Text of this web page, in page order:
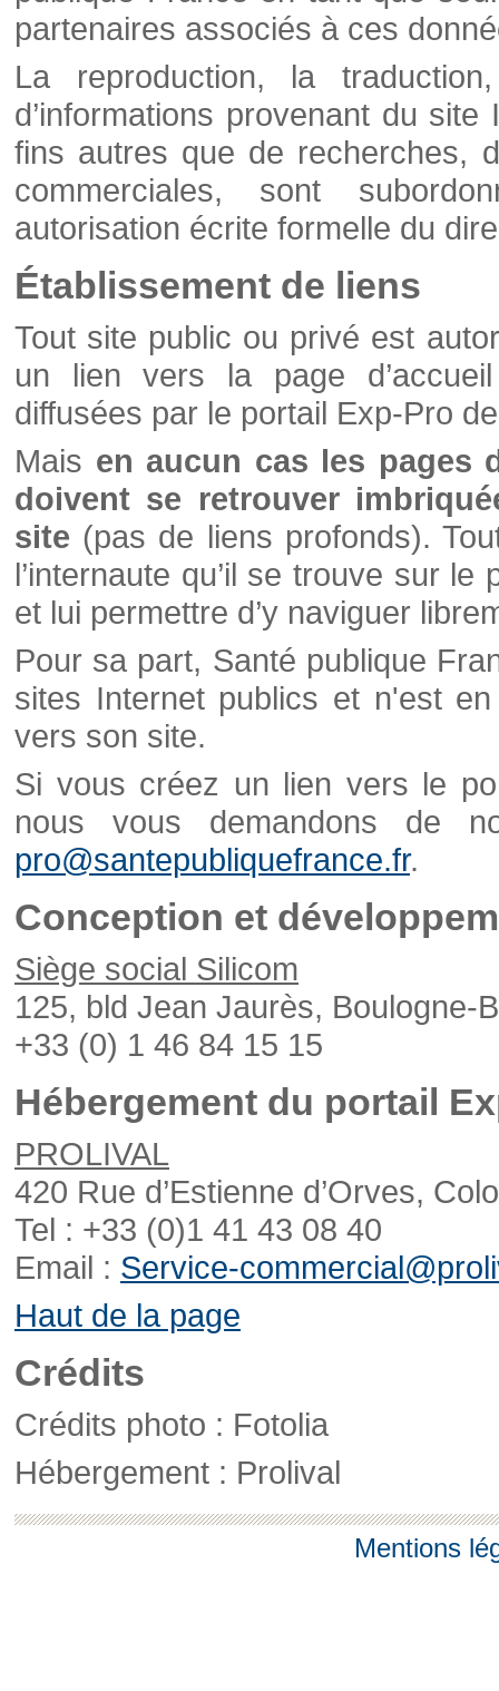
partenaires associés à ces
La reproduction, la
d’informations provenant du
fins autres que de recherches,
commerciales, sont
autorisation écrite formelle du
Établissement de liens
Tout site public ou privé est
un lien vers la page
diffusées par le portail Exp-Pro
Mais en aucun cas les pages
doivent se retrouver
site (pas de liens profonds).
l’internaute qu’il se trouve sur
et lui permettre d’y naviguer
Pour sa part, Santé publique
sites Internet publics et n'est
vers son site.
Si vous créez un lien vers le
nous vous demandons de
pro@santepubliquefrance.fr.
Conception et
Siège social Silicom
125, bld Jean Jaurès, Boulogne-
+33 (0) 1 46 84 15 15
Hébergement du portail
PROLIVAL
420 Rue d’Estienne d’Orves,
Tel : +33 (0)1 41 43 08 40
Email : Service-
Haut de la page
Crédits
Crédits photo : Fotolia
Hébergement : Prolival
Mentions